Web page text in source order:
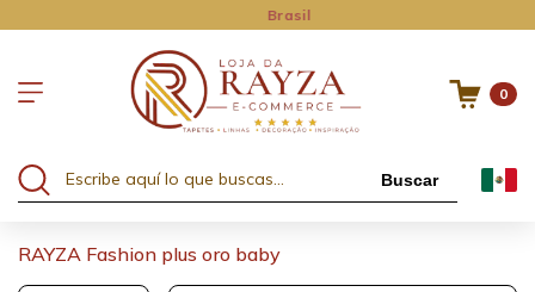
Brasil
0
Buscar
RAYZA Fashion plus oro baby